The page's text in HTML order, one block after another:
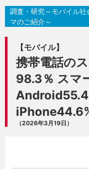
【モバイル】
携帯電話の
98.3％ スマ
（2026年3月19日）
調査・研究～モバイル
マのご紹介～